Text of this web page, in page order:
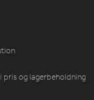
og lagerbeholdning